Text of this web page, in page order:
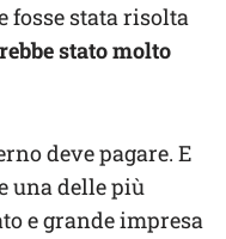
fosse stata risolta
stato molto
deve pagare. E
una delle più
e grande impresa